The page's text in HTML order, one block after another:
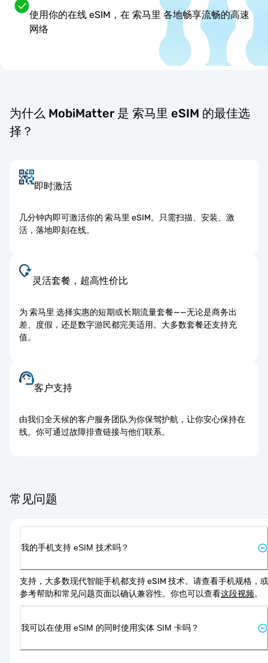
使用你的在线 eSIM，在 索马里 各地畅享流畅的高速
网络
为什么 MobiMatter 是 索马里 eSIM 的最佳选
择？
即时激活
几分钟内即可激活你的 索马里 eSIM。只需扫描、安装、激
活，落地即刻在线。
灵活套餐，超高性价比
为 索马里 选择实惠的短期或长期流量套餐——无论是商务出
差、度假，还是数字游民都完美适用。大多数套餐还支持充
值。
客户支持
由我们全天候的客户服务团队为你保驾护航，让你安心保持在
线。你可通过故障排查链接与他们联系。
常见问题
我的手机支持 eSIM 技术吗？
支持，大多数现代智能手机都支持 eSIM 技术。请查看手机规格，或
参考帮助和常见问题页面以确认兼容性。你也可以查看这段视频。
我可以在使用 eSIM 的同时使用实体 SIM 卡吗？